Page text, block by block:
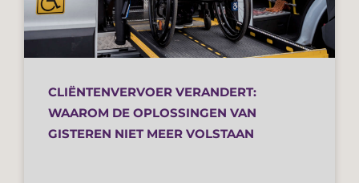
CLIËNTENVERVOER VERANDERT:
WAAROM DE OPLOSSINGEN VAN
GISTEREN NIET MEER VOLSTAAN